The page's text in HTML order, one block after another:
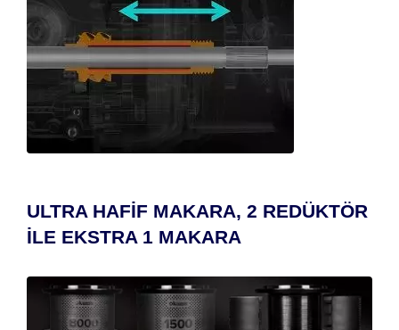
ULTRA HAFİF MAKARA, 2 REDÜKTÖR
İLE EKSTRA 1 MAKARA